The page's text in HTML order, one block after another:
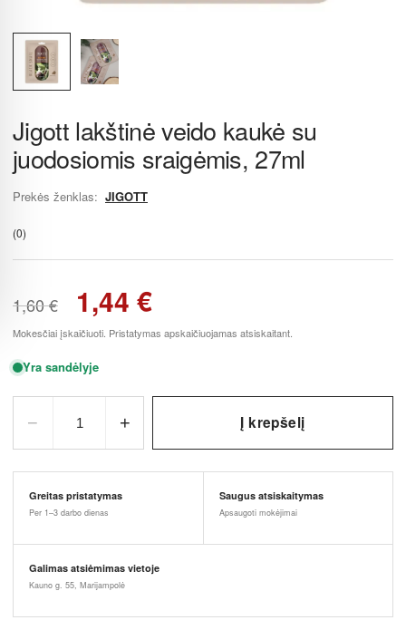
Jigott lakštinė veido kaukė su
juodosiomis sraigėmis, 27ml
Prekės ženklas: JIGOTT
(0)
1,60€ 1,44€
Mokesčiai įskaičiuoti. Pristatymas apskaičiuojamas atsiskaitant.
Yra sandėlyje
− 1 + Į krepšelį
Greitas pristatymas
Per 1–3 darbo dienas
Saugus atsiskaitymas
Apsaugoti mokėjimai
Galimas atsiėmimas vietoje
Kauno g. 55, Marijampolė